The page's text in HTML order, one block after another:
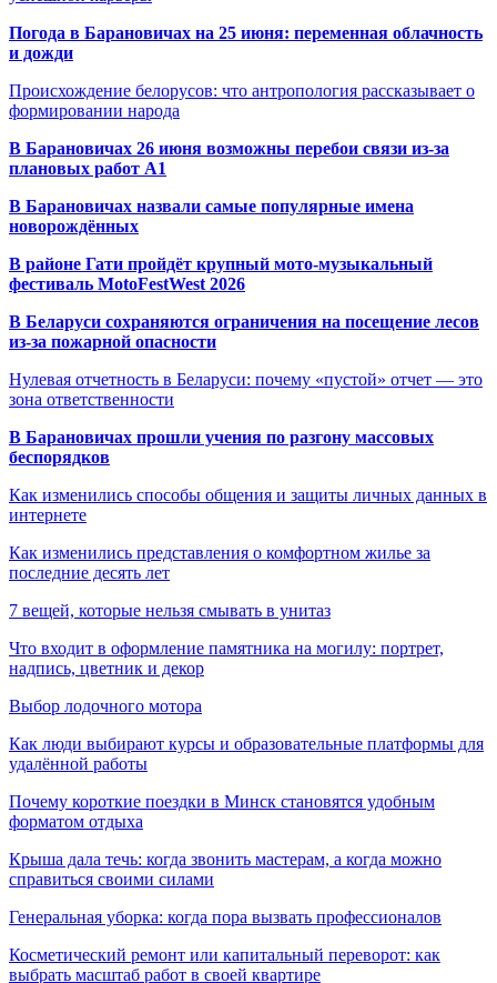
Погода в Барановичах на 25 июня: переменная облачность
и дожди
Происхождение белорусов: что антропология рассказывает о
формировании народа
В Барановичах 26 июня возможны перебои связи из-за
плановых работ A1
В Барановичах назвали самые популярные имена
новорождённых
В районе Гати пройдёт крупный мото-музыкальный
фестиваль MotoFestWest 2026
В Беларуси сохраняются ограничения на посещение лесов
из-за пожарной опасности
Нулевая отчетность в Беларуси: почему «пустой» отчет — это
зона ответственности
В Барановичах прошли учения по разгону массовых
беспорядков
Как изменились способы общения и защиты личных данных в
интернете
Как изменились представления о комфортном жилье за
последние десять лет
7 вещей, которые нельзя смывать в унитаз
Что входит в оформление памятника на могилу: портрет,
надпись, цветник и декор
Выбор лодочного мотора
Как люди выбирают курсы и образовательные платформы для
удалённой работы
Почему короткие поездки в Минск становятся удобным
форматом отдыха
Крыша дала течь: когда звонить мастерам, а когда можно
справиться своими силами
Генеральная уборка: когда пора вызвать профессионалов
Косметический ремонт или капитальный переворот: как
выбрать масштаб работ в своей квартире